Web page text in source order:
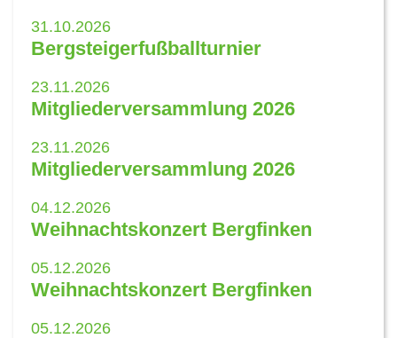
31.10.2026
Bergsteigerfußballturnier
23.11.2026
Mitgliederversammlung 2026
23.11.2026
Mitgliederversammlung 2026
04.12.2026
Weihnachtskonzert Bergfinken
05.12.2026
Weihnachtskonzert Bergfinken
05.12.2026